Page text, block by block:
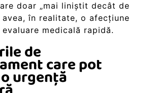
doar „mai liniștit decât de
în realitate, o afecțiune
medicală rapidă.
de
care pot
urgență